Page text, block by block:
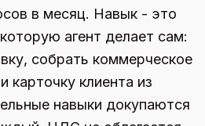
в месяц. Навык - это
агент делает сам:
собрать коммерческое
карточку клиента из
навыки докупаются